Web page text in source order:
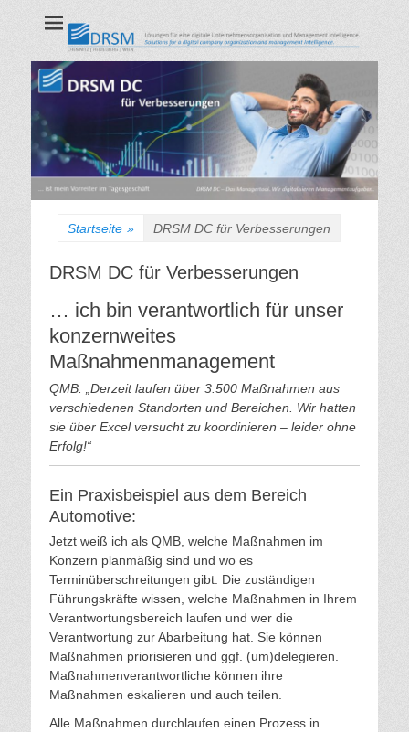
DRSM GmbH
CHEMNITZ | HEIDELBERG | WIEN
Startseite » DRSM DC für Verbesserungen
DRSM DC für Verbesserungen
… ich bin verantwortlich für unser
konzernweites
Maßnahmenmanagement
QMB: „Derzeit laufen über 3.500 Maßnahmen aus
verschiedenen Standorten und Bereichen. Wir hatten
sie über Excel versucht zu koordinieren – leider ohne
Erfolg!“
Ein Praxisbeispiel aus dem Bereich
Automotive:
Jetzt weiß ich als QMB, welche Maßnahmen im
Konzern planmäßig sind und wo es
Terminüberschreitungen gibt. Die zuständigen
Führungskräfte wissen, welche Maßnahmen in Ihrem
Verantwortungsbereich laufen und wer die
Verantwortung zur Abarbeitung hat. Sie können
Maßnahmen priorisieren und ggf. (um)delegieren.
Maßnahmenverantwortliche können ihre
Maßnahmen eskalieren und auch teilen.
Alle Maßnahmen durchlaufen einen Prozess in